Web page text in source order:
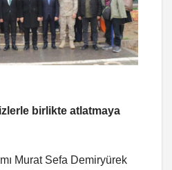
birlikte atlatmaya
Murat Sefa Demiryürek